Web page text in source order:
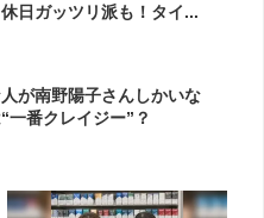
日ガッツリ派も！タイ...
が南野陽子さんしかいな
番クレイジー”？